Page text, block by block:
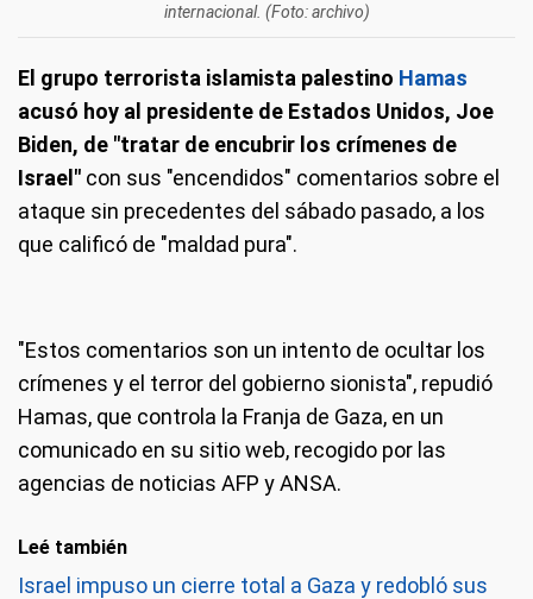
internacional. (Foto: archivo)
El grupo terrorista islamista palestino Hamas
acusó hoy al presidente de Estados Unidos, Joe
Biden, de "tratar de encubrir los crímenes de
Israel" con sus "encendidos" comentarios sobre el
ataque sin precedentes del sábado pasado, a los
que calificó de "maldad pura".
"Estos comentarios son un intento de ocultar los
crímenes y el terror del gobierno sionista", repudió
Hamas, que controla la Franja de Gaza, en un
comunicado en su sitio web, recogido por las
agencias de noticias AFP y ANSA.
Leé también
Israel impuso un cierre total a Gaza y redobló sus